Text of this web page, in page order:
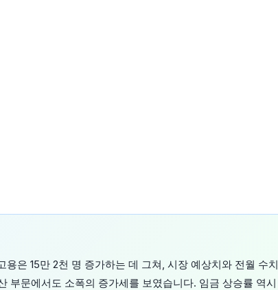
은 15만 2천 명 증가하는 데 그쳐, 시장 예상치와 전월 수치
부문에서도 소폭의 증가세를 보였습니다. 임금 상승률 역시